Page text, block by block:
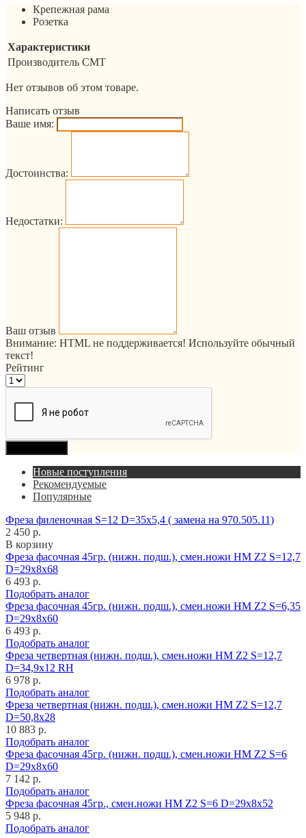
Крепежная рама
Розетка
Характеристики
Производитель CMT
Нет отзывов об этом товаре.
Написать отзыв
Ваше имя:
Достоинства:
Недостатки:
Ваш отзыв
Внимание: HTML не поддерживается! Используйте обычный
текст!
Рейтинг
Новые поступления
Рекомендуемые
Популярные
Фреза филеночная S=12 D=35x5,4 ( замена на 970.505.11)
2 450 р.
В корзину
Фреза фасочная 45гр. (нижн. подш.), смен.ножи HM Z2 S=12,7
D=29x8x68
6 493 р.
Подобрать аналог
Фреза фасочная 45гр. (нижн. подш.), смен.ножи HM Z2 S=6,35
D=29x8x60
6 493 р.
Подобрать аналог
Фреза четвертная (нижн. подш.), смен.ножи HM Z2 S=12,7
D=34,9x12 RH
6 978 р.
Подобрать аналог
Фреза четвертная (нижн. подш.), смен.ножи HM Z2 S=12,7
D=50,8x28
10 883 р.
Подобрать аналог
Фреза фасочная 45гр. (нижн. подш.), смен.ножи HM Z2 S=6
D=29x8x60
7 142 р.
Подобрать аналог
Фреза фасочная 45гр., смен.ножи HM Z2 S=6 D=29x8x52
5 948 р.
Подобрать аналог